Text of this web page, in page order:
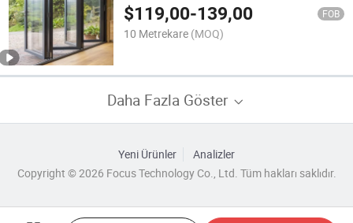
$119,00-139,00 FOB
10 Metrekare (MOQ)
Daha Fazla Göster
Yeni Ürünler
Analizler
Copyright © 2026 Focus Technology Co., Ltd. Tüm hakları saklıdır.